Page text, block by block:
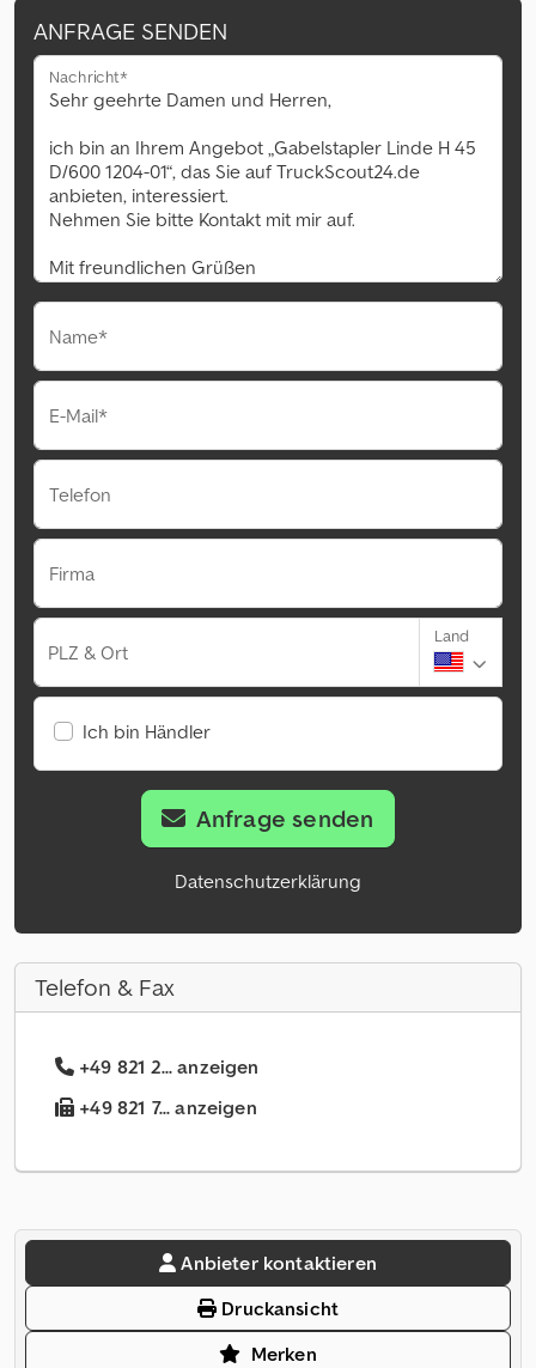
ANFRAGE SENDEN
Nachricht*
Name*
E-Mail*
Telefon
Firma
PLZ & Ort
Land
Ich bin Händler
Anfrage senden
Datenschutzerklärung
Telefon & Fax
+49 821 2... anzeigen
+49 821 7... anzeigen
Anbieter kontaktieren
Druckansicht
Merken